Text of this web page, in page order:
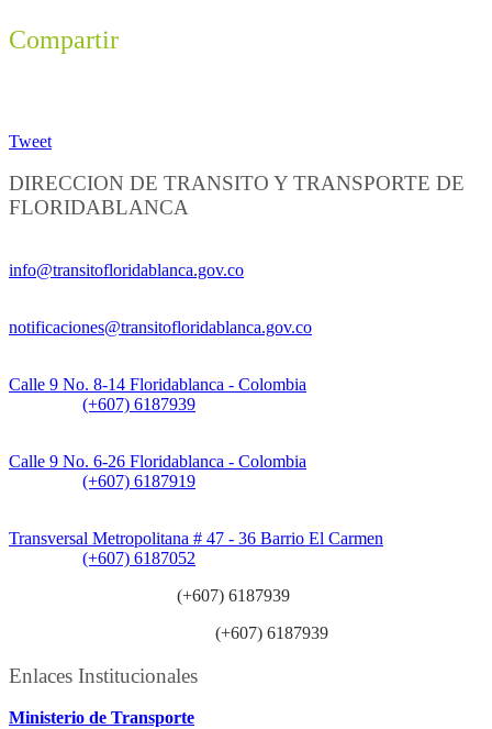
Compartir
Tweet
DIRECCION DE TRANSITO Y TRANSPORTE DE
FLORIDABLANCA
info@transitofloridablanca.gov.co
notificaciones@transitofloridablanca.gov.co
Calle 9 No. 8-14 Floridablanca - Colombia
(+607) 6187939
Calle 9 No. 6-26 Floridablanca - Colombia
(+607) 6187919
Transversal Metropolitana # 47 - 36 Barrio El Carmen
(+607) 6187052
(+607) 6187939
(+607) 6187939
Enlaces Institucionales
Ministerio de Transporte